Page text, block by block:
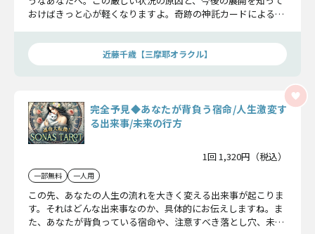
おけばきっと心が軽くなりますよ。奇跡の神託カードによる救
近藤千歳【三摩耶オラクル】
完全予見◆あなたが背負う宿命/人生激変す
る出来事/未来の行方
1回 1,320円（税込）
一部無料 一人用
この先、あなたの人生の流れを大きく変える出来事が起こりま
す。それはどんな出来事なのか、具体的にお伝えしますね。ま
た、あなたが背負っている宿命や、注意すべき落とし穴、未来